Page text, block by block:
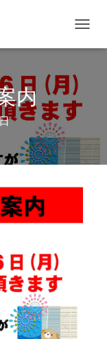
ン
を
切
替
内